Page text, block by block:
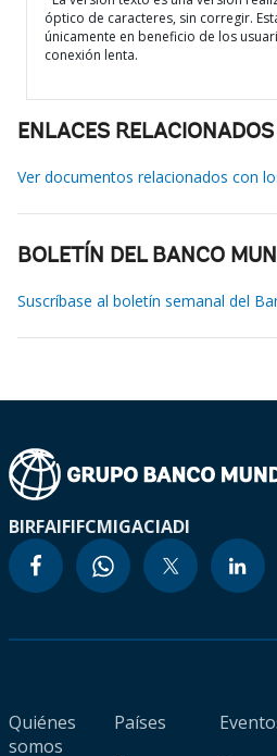
óptico de caracteres, sin corregir.
únicamente en beneficio de los
conexión lenta.
ENLACES RELACIONADOS
Ver documentos relacionados con
BOLETÍN DEL BANCO
Suscríbase al boletín semanal del
BIRFAIFIFCMIGACIADI
Quiénes
somos
Países